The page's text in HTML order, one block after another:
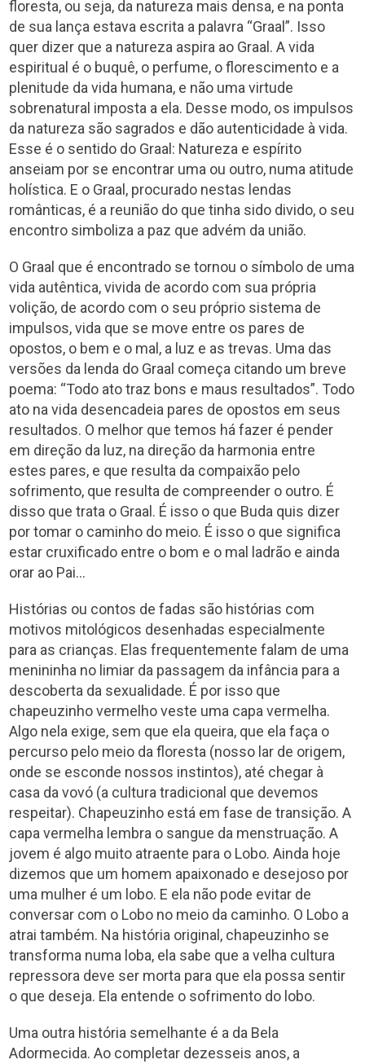
floresta, ou seja, da natureza mais densa, e na ponta
de sua lança estava escrita a palavra “Graal”. Isso
quer dizer que a natureza aspira ao Graal. A vida
espiritual é o buquê, o perfume, o florescimento e a
plenitude da vida humana, e não uma virtude
sobrenatural imposta a ela. Desse modo, os impulsos
da natureza são sagrados e dão autenticidade à vida.
Esse é o sentido do Graal: Natureza e espírito
anseiam por se encontrar uma ou outro, numa atitude
holística. E o Graal, procurado nestas lendas
românticas, é a reunião do que tinha sido divido, o seu
encontro simboliza a paz que advém da união.
O Graal que é encontrado se tornou o símbolo de uma
vida autêntica, vivida de acordo com sua própria
volição, de acordo com o seu próprio sistema de
impulsos, vida que se move entre os pares de
opostos, o bem e o mal, a luz e as trevas. Uma das
versões da lenda do Graal começa citando um breve
poema: “Todo ato traz bons e maus resultados”. Todo
ato na vida desencadeia pares de opostos em seus
resultados. O melhor que temos há fazer é pender
em direção da luz, na direção da harmonia entre
estes pares, e que resulta da compaixão pelo
sofrimento, que resulta de compreender o outro. É
disso que trata o Graal. É isso o que Buda quis dizer
por tomar o caminho do meio. É isso o que significa
estar cruxificado entre o bom e o mal ladrão e ainda
orar ao Pai…
Histórias ou contos de fadas são histórias com
motivos mitológicos desenhadas especialmente
para as crianças. Elas frequentemente falam de uma
menininha no limiar da passagem da infância para a
descoberta da sexualidade. É por isso que
chapeuzinho vermelho veste uma capa vermelha.
Algo nela exige, sem que ela queira, que ela faça o
percurso pelo meio da floresta (nosso lar de origem,
onde se esconde nossos instintos), até chegar à
casa da vovó (a cultura tradicional que devemos
respeitar). Chapeuzinho está em fase de transição. A
capa vermelha lembra o sangue da menstruação. A
jovem é algo muito atraente para o Lobo. Ainda hoje
dizemos que um homem apaixonado e desejoso por
uma mulher é um lobo. E ela não pode evitar de
conversar com o Lobo no meio da caminho. O Lobo a
atrai também. Na história original, chapeuzinho se
transforma numa loba, ela sabe que a velha cultura
repressora deve ser morta para que ela possa sentir
o que deseja. Ela entende o sofrimento do lobo.
Uma outra história semelhante é a da Bela
Adormecida. Ao completar dezesseis anos, a